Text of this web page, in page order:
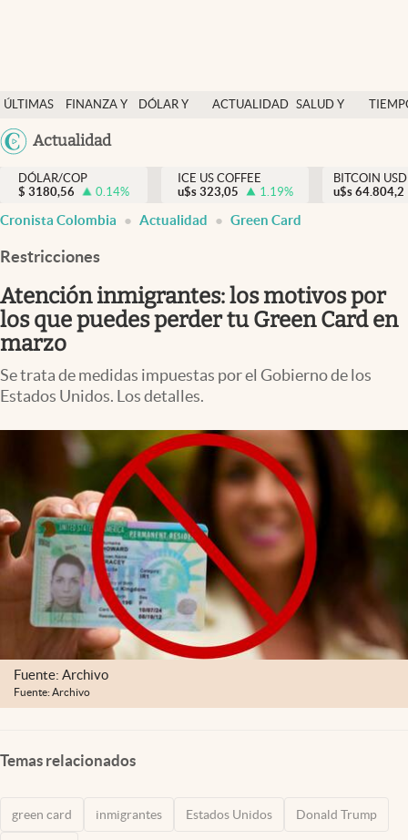
ÚLTIMAS
NOTICIAS
FINANZA Y
DÓLAR Y
ACTUALIDAD SALUD Y
México
Actualidad
Salud y nutrición
Vida espiritual
Actualidad
Colombia
DÓLAR/COP
$ 3180,56 0.14%
ICE US COFFEE
u$s 323,05 1.19%
BITCOIN USD
u$s 64.804,2
Cronista Colombia Actualidad Green Card
Restricciones
Atención inmigrantes: los motivos por
los que puedes perder tu Green Card en
marzo
Se trata de medidas impuestas por el Gobierno de los
Estados Unidos. Los detalles.
Fuente: Archivo
Fuente: Archivo
Temas relacionados
green card inmigrantes Estados Unidos Donald Trump